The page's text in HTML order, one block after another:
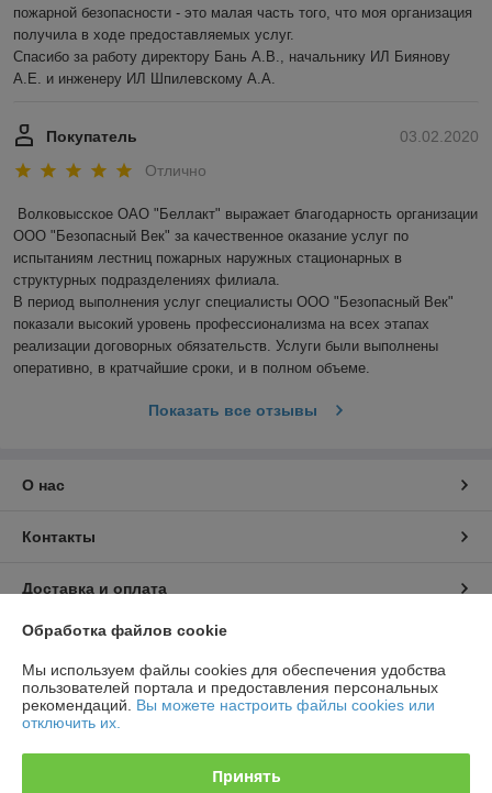
пожарной безопасности - это малая часть того, что моя организация
получила в ходе предоставляемых услуг.
Спасибо за работу директору Бань А.В., начальнику ИЛ Биянову
А.Е. и инженеру ИЛ Шпилевскому А.А.
03.02.2020
Покупатель
Отлично
Волковысское ОАО "Беллакт" выражает благодарность организации
ООО "Безопасный Век" за качественное оказание услуг по
испытаниям лестниц пожарных наружных стационарных в
структурных подразделениях филиала.
В период выполнения услуг специалисты ООО "Безопасный Век"
показали высокий уровень профессионализма на всех этапах
реализации договорных обязательств. Услуги были выполнены
оперативно, в кратчайшие сроки, и в полном объеме.
Показать все отзывы
О нас
Контакты
Доставка и оплата
График работы
Полная версия сайта
Обработка файлов cookie
Мы используем файлы cookies для обеспечения удобства
пользователей портала и предоставления персональных
рекомендаций. Вы можете настроить файлы cookies или
отключить их.
Принять